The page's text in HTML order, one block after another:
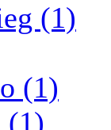
(1)
(1)
(1)